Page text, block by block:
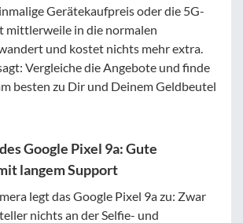
Gerätekaufpreis oder die 5G-
mittlerweile in die normalen
und kostet nichts mehr extra.
Vergleiche die Angebote und finde
besten zu Dir und Deinem Geldbeutel
Google Pixel 9a: Gute
langem Support
legt das Google Pixel 9a zu: Zwar
nichts an der Selfie- und